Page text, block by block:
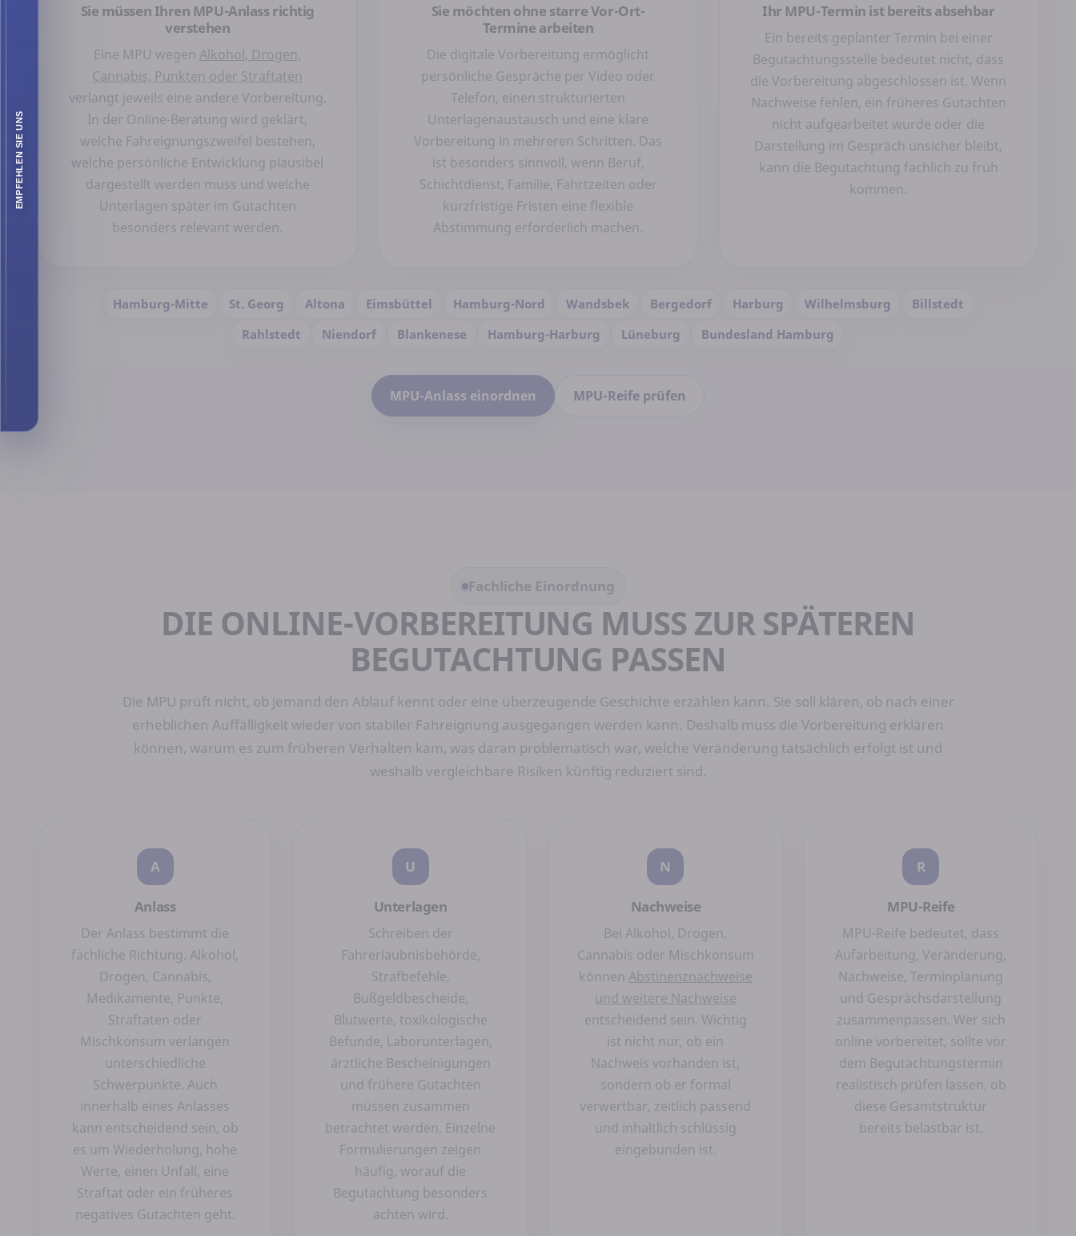
EMPFEHLEN SIE UNS
Sie müssen Ihren MPU-Anlass richtig
verstehen
Eine MPU wegenAlkohol, Drogen,
Cannabis, Punkten oder Straftaten
verlangt jeweils eine andere Vorbereitung.
In der Online-Beratung wird geklärt,
welche Fahreignungszweifel bestehen,
welche persönliche Entwicklung plausibel
dargestellt werden muss und welche
Unterlagen später im Gutachten
besonders relevant werden.
Sie möchten ohne starre Vor-Ort-
Termine arbeiten
Die digitale Vorbereitung ermöglicht
persönliche Gespräche per Video oder
Telefon, einen strukturierten
Unterlagenaustausch und eine klare
Vorbereitung in mehreren Schritten. Das
ist besonders sinnvoll, wenn Beruf,
Schichtdienst, Familie, Fahrtzeiten oder
kurzfristige Fristen eine flexible
Abstimmung erforderlich machen.
Ihr MPU-Termin ist bereits absehbar
Ein bereits geplanter Termin bei einer
Begutachtungsstelle bedeutet nicht, dass
die Vorbereitung abgeschlossen ist. Wenn
Nachweise fehlen, ein früheres Gutachten
nicht aufgearbeitet wurde oder die
Darstellung im Gespräch unsicher bleibt,
kann die Begutachtung fachlich zu früh
kommen.
Hamburg-Mitte St. Georg Altona Eimsbüttel Hamburg-Nord Wandsbek Bergedorf Harburg Wilhelmsburg
Billstedt
Rahlstedt
Niendorf Blankenese Hamburg-Harburg Lüneburg Bundesland Hamburg
MPU-Anlass einordnen MPU-Reife prüfen
Fachliche Einordnung
DIE ONLINE-VORBEREITUNG MUSS ZUR SPÄTEREN
BEGUTACHTUNG PASSEN
Die MPU prüft nicht, ob jemand den Ablauf kennt oder eine überzeugende Geschichte erzählen kann. Sie soll klären, ob nach einer
erheblichen Auffälligkeit wieder von stabiler Fahreignung ausgegangen werden kann. Deshalb muss die Vorbereitung erklären
können, warum es zum früheren Verhalten kam, was daran problematisch war, welche Veränderung tatsächlich erfolgt ist und
weshalb vergleichbare Risiken künftig reduziert sind.
A
Anlass
Der Anlass bestimmt die
fachliche Richtung. Alkohol,
Drogen, Cannabis,
Medikamente, Punkte,
Straftaten oder
Mischkonsum verlangen
unterschiedliche
Schwerpunkte. Auch
innerhalb eines Anlasses
kann entscheidend sein, ob
es um Wiederholung, hohe
Werte, einen Unfall, eine
Straftat oder ein früheres
negatives Gutachten geht.
U
Unterlagen
Schreiben der
Fahrerlaubnisbehörde,
Strafbefehle,
Bußgeldbescheide,
Blutwerte, toxikologische
Befunde, Laborunterlagen,
ärztliche Bescheinigungen
und frühere Gutachten
müssen zusammen
betrachtet werden. Einzelne
Formulierungen zeigen
häufig, worauf die
Begutachtung besonders
achten wird.
N
Nachweise
Bei Alkohol, Drogen,
Cannabis oder Mischkonsum
können Abstinenznachweise
und weitere Nachweise
entscheidend sein. Wichtig
ist nicht nur, ob ein
Nachweis vorhanden ist,
sondern ob er formal
verwertbar, zeitlich passend
und inhaltlich schlüssig
eingebunden ist.
R
MPU-Reife
MPU-Reife bedeutet, dass
Aufarbeitung, Veränderung,
Nachweise, Terminplanung
und Gesprächsdarstellung
zusammenpassen. Wer sich
online vorbereitet, sollte vor
dem Begutachtungstermin
realistisch prüfen lassen, ob
diese Gesamtstruktur
bereits belastbar ist.